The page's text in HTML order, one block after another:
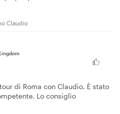
Claudio
di Roma con Claudio. È stato
Lo consiglio